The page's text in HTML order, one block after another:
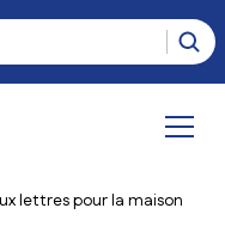
lettres pour la maison